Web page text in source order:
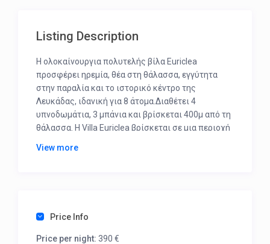
Listing Description
Η ολοκαίνουργια πολυτελής βίλα Euriclea
προσφέρει ηρεμία, θέα στη θάλασσα, εγγύτητα
στην παραλία και το ιστορικό κέντρο της
Λευκάδας, ιδανική για 8 άτομα.Διαθέτει 4
υπνοδωμάτια, 3 μπάνια και βρίσκεται 400μ από τη
θάλασσα. Η Villa Euriclea βρίσκεται σε μια περιοχή
μπορείτε να απολαύσετε την απόλυτη χαλάρωση
πίνοντας ένα παγωμένο τσάι στο μπαλκόνι ή ένα
View more
Price Info
Price per night: 390 €